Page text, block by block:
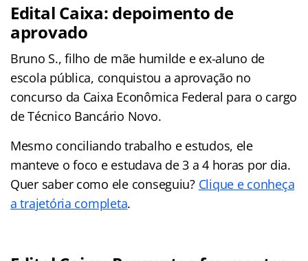
Edital Caixa: depoimento de
aprovado
Bruno S., filho de mãe humilde e ex-aluno de
escola pública, conquistou a aprovação no
concurso da Caixa Econômica Federal para o cargo
de Técnico Bancário Novo.
Mesmo conciliando trabalho e estudos, ele
manteve o foco e estudava de 3 a 4 horas por dia.
Quer saber como ele conseguiu? Clique e conheça
a trajetória completa.